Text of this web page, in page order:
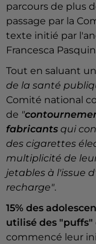
parcours de plus
passage par la
texte initié par
Francesca
Tout en saluant
de la santé
Comité national
de "
fabricants qui
des cigarettes
multiplicité de
jetables à l'issue
recharge".
15% des
utilisé des "puffs"
commencé leur